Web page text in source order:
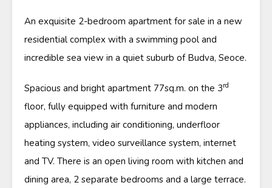
An exquisite 2-bedroom apartment for sale in a new
residential complex with a swimming pool and
incredible sea view in a quiet suburb of Budva, Seoce.
Spacious and bright apartment 77sq.m. on the 3rd
floor, fully equipped with furniture and modern
appliances, including air conditioning, underfloor
heating system, video surveillance system, internet
and TV. There is an open living room with kitchen and
dining area, 2 separate bedrooms and a large terrace.